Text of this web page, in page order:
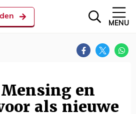
MENU
en
als nieuwe